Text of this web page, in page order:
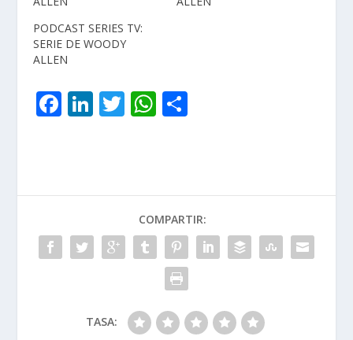
PODCAST SERIES TV:
SERIE DE WOODY
ALLEN
F
o
o
k
Li
dI
n
T W
A
p
p
ar
ti
r
COMPARTIR:
TASA: